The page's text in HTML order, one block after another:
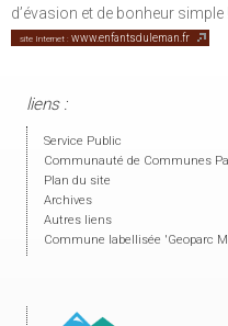
d’évasion et de bonheur simple !
site Internet : www.enfantsduleman.fr
liens :
Service Public
Communauté de Communes
Plan du site
Archives
Autres liens
Commune labellisée 'Geoparc